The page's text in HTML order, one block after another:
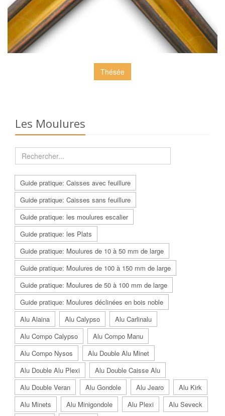
Thésée
Les Moulures
Guide pratique: Caisses avec feuillure
Guide pratique: Caisses sans feuillure
Guide pratique: les moulures escalier
Guide pratique: les Plats
Guide pratique: Moulures de 10 à 50 mm de large
Guide pratique: Moulures de 100 à 150 mm de large
Guide pratique: Moulures de 50 à 100 mm de large
Guide pratique: Moulures déclinées en bois noble
Alu Alaina
Alu Calypso
Alu Carlinalu
Alu Compo Calypso
Alu Compo Manu
Alu Compo Nysos
Alu Double Alu Minet
Alu Double Alu Plexi
Alu Double Caisse Alu
Alu Double Veran
Alu Gondole Alu Jearo
Alu Kirk
Alu Minets
Alu Minigondole Alu Plexi
Alu Seveck